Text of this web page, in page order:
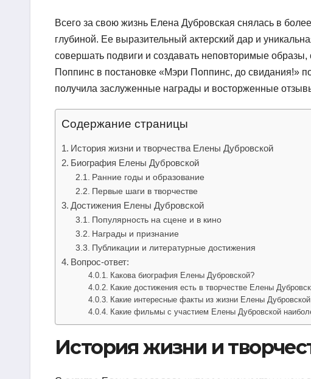
Всего за свою жизнь Елена Дубровская снялась в
глубиной. Ее выразительный актерский дар и
совершать подвиги и создавать неповторимые
Поппинс в постановке «Мэри Поппинс, до свидания!»
получила заслуженные награды и восторженные
Содержание страницы
История жизни и творчества Елены Дубровской
Биография Елены Дубровской
Ранние годы и образование
Первые шаги в творчестве
Достижения Елены Дубровской
Популярность на сцене и в кино
Награды и признание
Публикации и литературные достижения
Вопрос-ответ:
Какова биография Елены Дубровской?
Какие достижения есть в творчестве Елены
Какие интересные факты из жизни Елены
Какие фильмы с участием Елены Дубровской
История жизни и